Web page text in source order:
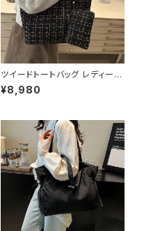
ツイードトートバッグ レディース
大容量バッグ ショルダーバッグ
肩掛けバッグ ポーチ付きバッグ
ック レッド ホワイト K-B0300
¥8,980